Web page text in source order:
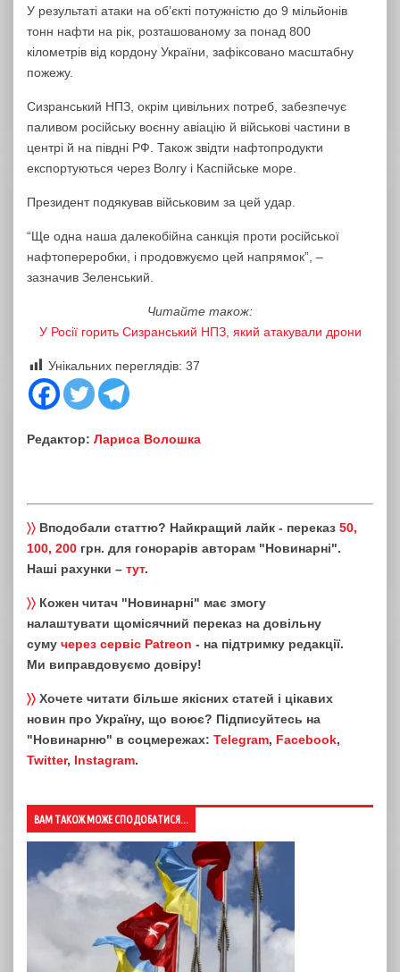
У результаті атаки на об’єкті потужністю до 9 мільйонів
тонн нафти на рік, розташованому за понад 800
кілометрів від кордону України, зафіксовано масштабну
пожежу.
Сизранський НПЗ, окрім цивільних потреб, забезпечує
паливом російську воєнну авіацію й військові частини в
центрі й на півдні РФ. Також звідти нафтопродукти
експортуються через Волгу і Каспійське море.
Президент подякував військовим за цей удар.
“Ще одна наша далекобійна санкція проти російської
нафтопереробки, і продовжуємо цей напрямок”, –
зазначив Зеленський.
Читайте також:
У Росії горить Сизранський НПЗ, який атакували дрони
Унікальних переглядів: 37
Редактор: Лариса Волошка
〉〉 Вподобали статтю? Найкращий лайк - переказ 50,
100, 200 грн. для гонорарів авторам "Новинарні".
Наші рахунки – тут.
〉〉 Кожен читач "Новинарні" має змогу
налаштувати щомісячний переказ на довільну
суму через сервіс Patreon - на підтримку редакції.
Ми виправдовуємо довіру!
〉〉 Хочете читати більше якісних статей і цікавих
новин про Україну, що воює? Підписуйтесь на
"Новинарню" в соцмережах: Telegram, Facebook,
Twitter, Instagram.
ВАМ ТАКОЖ МОЖЕ СПОДОБАТИСЯ...